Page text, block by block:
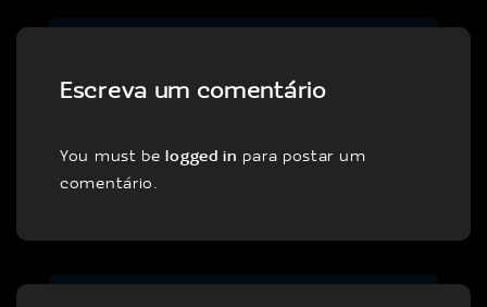
Escreva um comentário
You must belogged in para postar um
comentário.